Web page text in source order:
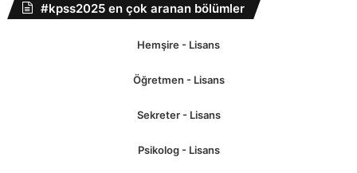
#kpss2025 en çok aranan bölümler
Hemşire - Lisans
Öğretmen - Lisans
Sekreter - Lisans
Psikolog - Lisans